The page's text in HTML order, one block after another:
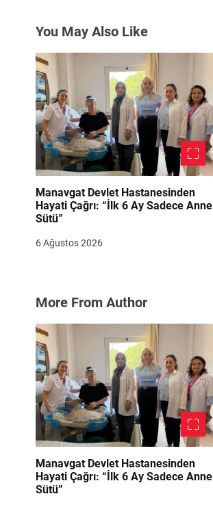
e
s
i
You May Also Like
Manavgat Devlet Hastanesinden
Hayati Çağrı: “İlk 6 Ay Sadece Anne
Sütü”
6 Ağustos 2026
More From Author
Manavgat Devlet Hastanesinden
Hayati Çağrı: “İlk 6 Ay Sadece Anne
Sütü”